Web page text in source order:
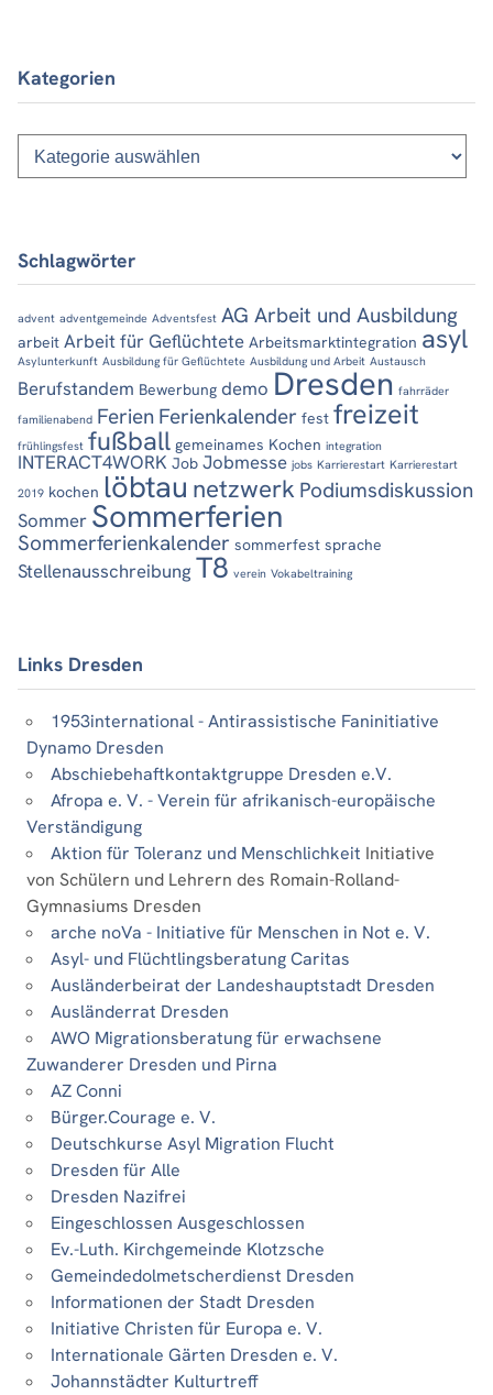
Kategorien
Kategorien
Schlagwörter
advent adventgemeinde Adventsfest AG Arbeit und Ausbildung
arbeit Arbeit für Geflüchtete Arbeitsmarktintegration asyl
Asylunterkunft Ausbildung für Geflüchtete Ausbildung und Arbeit Austausch
Berufstandem Bewerbung demo Dresden fahrräder
familienabend Ferien Ferienkalender fest freizeit
frühlingsfest fußball gemeinames Kochen integration
INTERACT4WORK Job Jobmesse jobs Karrierestart Karrierestart
2019 kochen löbtau netzwerk Podiumsdiskussion
Sommer Sommerferien
Sommerferienkalender sommerfest sprache
Stellenausschreibung T8 verein Vokabeltraining
Links Dresden
1953international - Antirassistische Faninitiative
Dynamo Dresden
Abschiebehaftkontaktgruppe Dresden e.V.
Afropa e. V. - Verein für afrikanisch-europäische
Verständigung
Aktion für Toleranz und Menschlichkeit Initiative
von Schülern und Lehrern des Romain-Rolland-
Gymnasiums Dresden
arche noVa - Initiative für Menschen in Not e. V.
Asyl- und Flüchtlingsberatung Caritas
Ausländerbeirat der Landeshauptstadt Dresden
Ausländerrat Dresden
AWO Migrationsberatung für erwachsene
Zuwanderer Dresden und Pirna
AZ Conni
Bürger.Courage e. V.
Deutschkurse Asyl Migration Flucht
Dresden für Alle
Dresden Nazifrei
Eingeschlossen Ausgeschlossen
Ev.-Luth. Kirchgemeinde Klotzsche
Gemeindedolmetscherdienst Dresden
Informationen der Stadt Dresden
Initiative Christen für Europa e. V.
Internationale Gärten Dresden e. V.
Johannstädter Kulturtreff